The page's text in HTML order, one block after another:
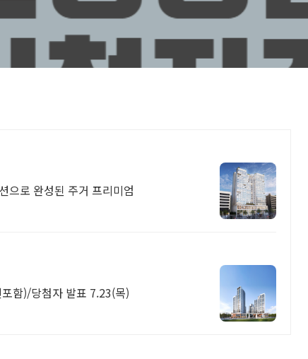
으로 완성된 주거 프리미엄
함)/당첨자 발표 7.23(목)